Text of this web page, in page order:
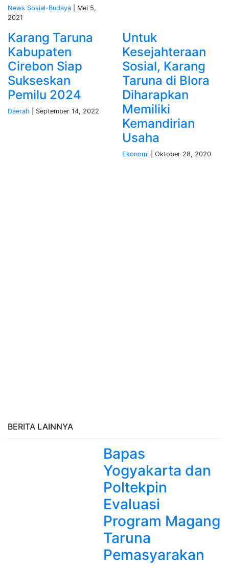
News Sosial-Budaya | Mei 5,
2021
Karang Taruna
Kabupaten
Cirebon Siap
Sukseskan
Pemilu 2024
Daerah | September 14, 2022
Untuk
Kesejahteraan
Sosial, Karang
Taruna di Blora
Diharapkan
Memiliki
Kemandirian
Usaha
Ekonomi | Oktober 28, 2020
BERITA LAINNYA
Bapas
Yogyakarta dan
Poltekpin
Evaluasi
Program Magang
Taruna
Pemasyarakan